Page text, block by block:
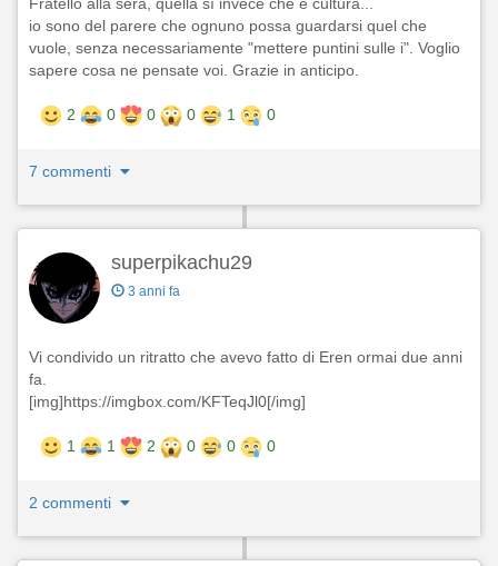
io sono del parere che ognuno possa guardarsi quel che
vuole, senza necessariamente "mettere puntini sulle i". Voglio
sapere cosa ne pensate voi. Grazie in anticipo.
2 0 0 0 1 0
7 commenti
superpikachu29
3 anni fa
Vi condivido un ritratto che avevo fatto di Eren ormai due anni
fa.
[img]https://imgbox.com/KFTeqJl0[/img]
1 1 2 0 0 0
2 commenti